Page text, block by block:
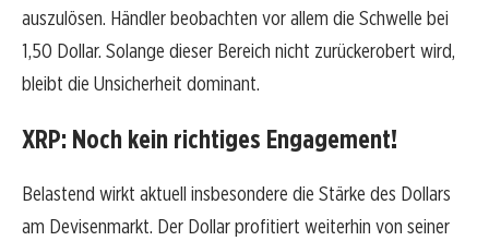
auszulösen. Händler beobachten vor allem die Schwelle bei
1,50 Dollar. Solange dieser Bereich nicht zurückerobert wird,
bleibt die Unsicherheit dominant.
XRP: Noch kein richtiges Engagement!
Belastend wirkt aktuell insbesondere die Stärke des Dollars
am Devisenmarkt. Der Dollar profitiert weiterhin von seiner